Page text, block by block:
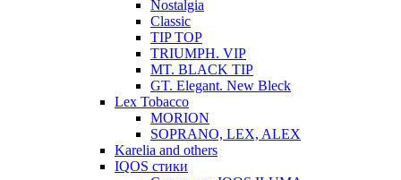
Nostalgia
Classic
TIP TOP
TRIUMPH. VIP
MT. BLACK TIP
GT. Elegant. New Bleck
Lex Tobacco
MORION
SOPRANO, LEX, ALEX
Karelia and others
IQOS стики